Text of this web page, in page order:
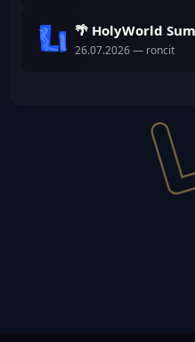
🌴 HolyWorld
26.07.2026— roncit